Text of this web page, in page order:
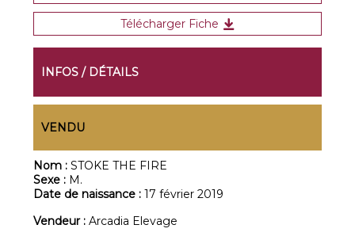
Télécharger Fiche
INFOS / DÉTAILS
VENDU
Nom :STOKE THE FIRE
Sexe : M.
Date de naissance :17 février 2019
Vendeur :Arcadia Elevage